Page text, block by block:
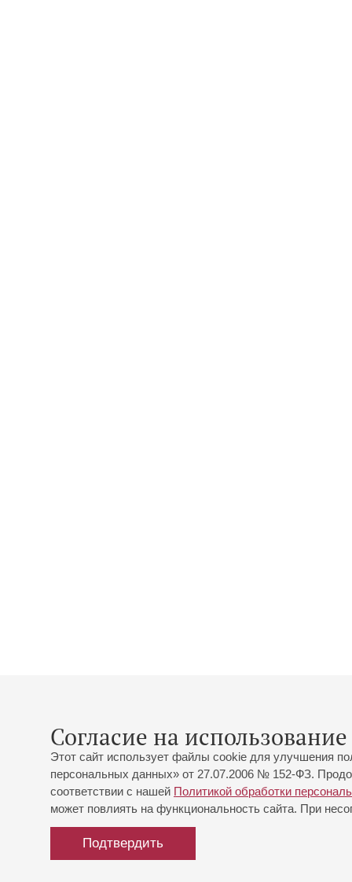
Согласие на
Этот сайт использует файлы cookie для улучшения
персональных данных» от 27.07.2006 № 152-ФЗ.
соответствии с нашей Политикой обработки
может повлиять на функциональность сайта. При
Подтвердить